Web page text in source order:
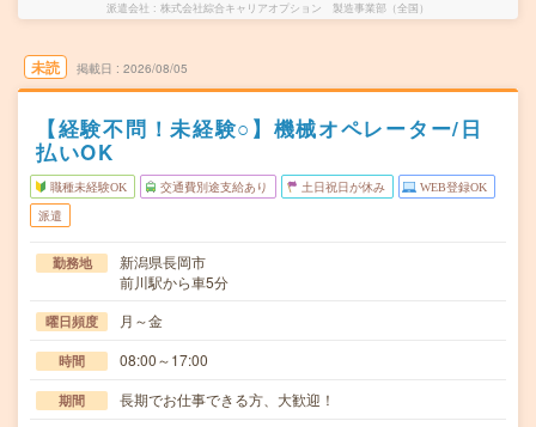
派遣会社 株式会社綜合キャリアオプション 製造事業部（全国）
未読 掲載日 2026/08/05
【経験不問！未経験○】機械オペレーター/日
払いOK
職種未経験OK 交通費別途支給あり 土日祝日が休み WEB登録OK
派遣
勤務地
新潟県長岡市
前川駅から車5分
曜日頻度 月～金
時間 08:00～17:00
期間 長期でお仕事できる方、大歓迎！